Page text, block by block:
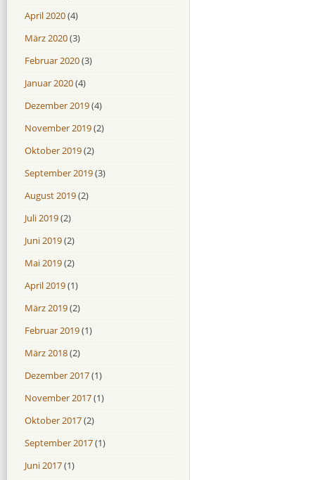
April 2020(4)
März 2020(3)
Februar 2020(3)
Januar 2020(4)
Dezember 2019(4)
November 2019(2)
Oktober 2019(2)
September 2019(3)
August 2019(2)
Juli 2019(2)
Juni 2019(2)
Mai 2019(2)
April 2019(1)
März 2019(2)
Februar 2019(1)
März 2018(2)
Dezember 2017(1)
November 2017(1)
Oktober 2017(2)
September 2017(1)
Juni 2017(1)